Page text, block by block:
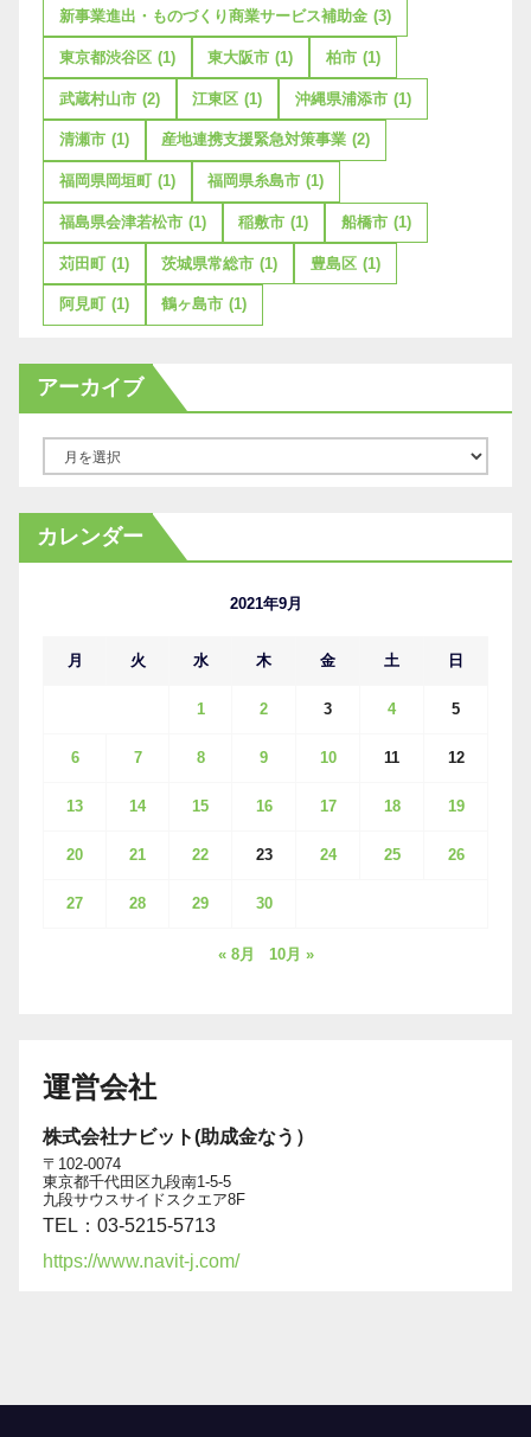
新事業進出・ものづくり商業サービス補助金 (3)
東京都渋谷区 (1) 東大阪市 (1) 柏市 (1)
武蔵村山市 (2) 江東区 (1) 沖縄県浦添市 (1)
清瀬市 (1) 産地連携支援緊急対策事業 (2)
福岡県岡垣町 (1) 福岡県糸島市 (1)
福島県会津若松市 (1) 稲敷市 (1) 船橋市 (1)
苅田町 (1) 茨城県常総市 (1) 豊島区 (1)
阿見町 (1) 鶴ヶ島市 (1)
アーカイブ
カ
イ
カレンダー
2021年9月
月 火 水 木 金 土 日
1 2 3 4 5
6 7 8 9 10 11 12
13 14 15 16 17 18 19
20 21 22 23 24 25 26
27 28 29 30
« 8月 10月 »
運営会社
株式会社ナビット(助成金なう）
〒102-0074
東京都千代田区九段南1-5-5
九段サウスサイドスクエア8F
TEL：03-5215-5713
https://www.navit-j.com/